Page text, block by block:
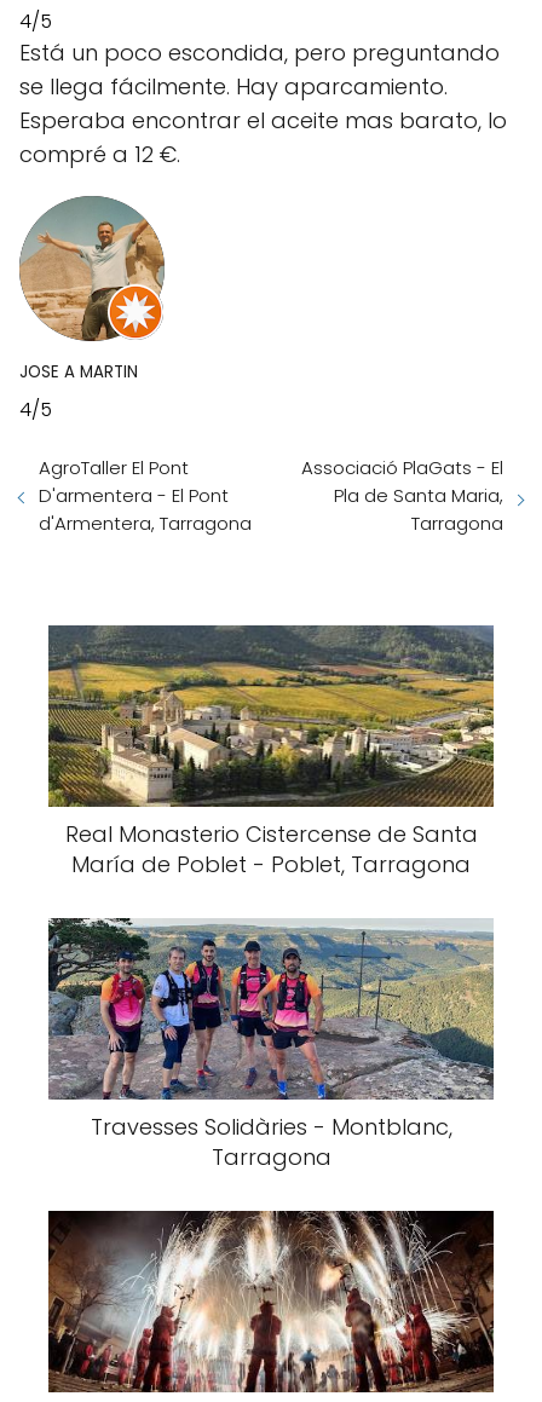
4/5
Está un poco escondida, pero preguntando
se llega fácilmente. Hay aparcamiento.
Esperaba encontrar el aceite mas barato, lo
compré a 12 €.
JOSE A MARTIN
4/5
AgroTaller El Pont
D'armentera - El Pont
d'Armentera, Tarragona
Associació PlaGats - El
Pla de Santa Maria,
Tarragona
Real Monasterio Cistercense de Santa
María de Poblet - Poblet, Tarragona
Travesses Solidàries - Montblanc,
Tarragona